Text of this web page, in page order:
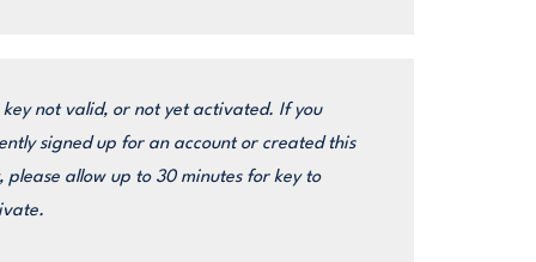
key not valid, or not yet activated. If you
signed up for an account or created this
please allow up to 30 minutes for key to